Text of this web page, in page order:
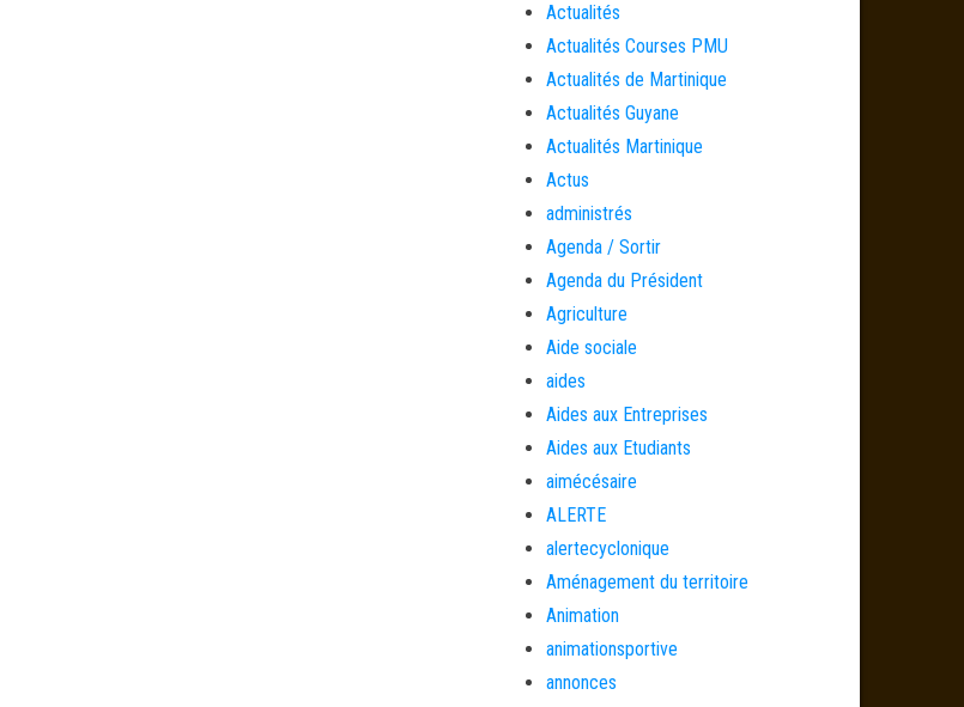
Actualités
Actualités Courses PMU
Actualités de Martinique
Actualités Guyane
Actualités Martinique
Actus
administrés
Agenda / Sortir
Agenda du Président
Agriculture
Aide sociale
aides
Aides aux Entreprises
Aides aux Etudiants
aimécésaire
ALERTE
alertecyclonique
Aménagement du territoire
Animation
animationsportive
annonces